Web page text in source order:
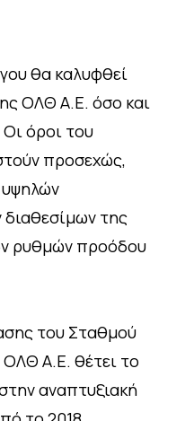
θα καλυφθεί
ΟΛΘ Α.Ε. όσο και
όροι του
προσεχώς,
υψηλών
της
ρυθμών προόδου
του Σταθμού
Α.Ε. θέτει το
αναπτυξιακή